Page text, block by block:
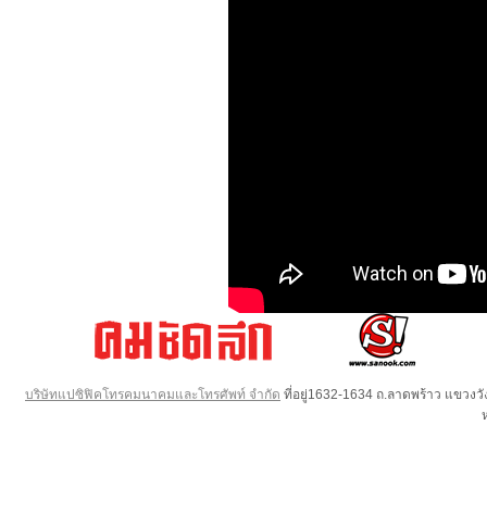
บริษัทแปซิฟิคโทรคมนาคมและโทรศัพท์ จำกัด ที่อยู่1632-1634 ถ.ลาดพร้าว แขวง